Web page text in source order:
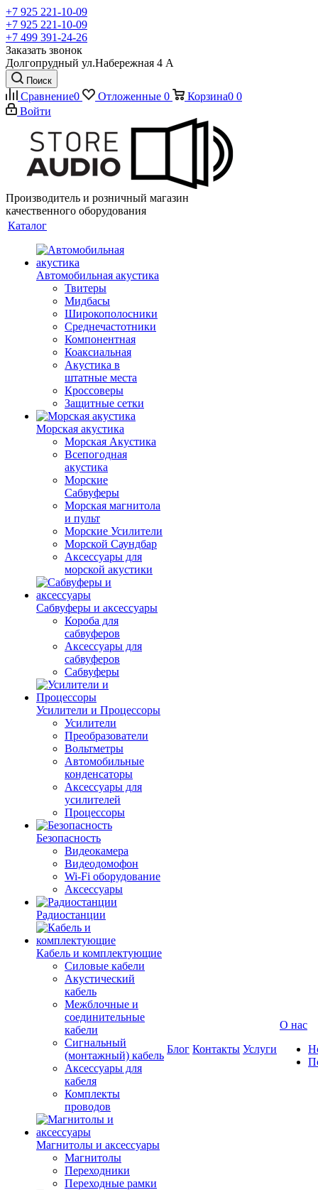
+7 925 221-10-09
+7 925 221-10-09
+7 499 391-24-26
Заказать звонок
Долгопрудный ул.Набережная 4 А
Поиск
Сравнение0 Отложенные 0 Корзина0 0
Войти
Производитель и розничный магазин
качественного оборудования
Каталог
Автомобильная акустика
Твитеры
Мидбасы
Широкополосники
Среднечастотники
Компонентная
Коаксиальная
Акустика в
штатные места
Кроссоверы
Защитные сетки
Морская акустика
Морская Акустика
Всепогодная
акустика
Морские
Сабвуферы
Морская магнитола
и пульт
Морские Усилители
Морской Cаундбар
Аксессуары для
морской акустики
Сабвуферы и аксессуары
Короба для
сабвуферов
Аксессуары для
сабвуферов
Сабвуферы
Усилители и Процессоры
Усилители
Преобразователи
Вольтметры
Автомобильные
конденсаторы
Аксессуары для
усилителей
Процессоры
Безопасность
Видеокамера
Видеодомофон
Wi-Fi оборудование
Аксессуары
Радиостанции
Кабель и комплектующие
Силовые кабели
Акустический
кабель
Межблочные и
соединительные
кабели
Сигнальный
(монтажный) кабель
Аксессуары для
кабеля
Комплекты
проводов
Магнитолы и аксессуары
Магнитолы
Переходники
Переходные рамки
Блог Контакты Услуги
О нас